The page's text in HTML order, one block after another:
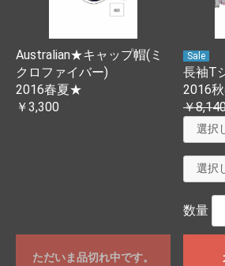
Australian★キャップ帽(ミ
クロファイバー)
2016春夏★
￥3,300
ただいま品切れ中です。
Sale
長袖T
2016
￥
数量